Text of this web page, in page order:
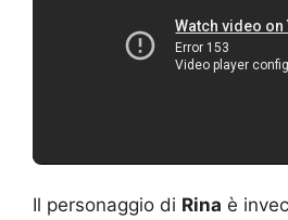
Il personaggio di Rina è